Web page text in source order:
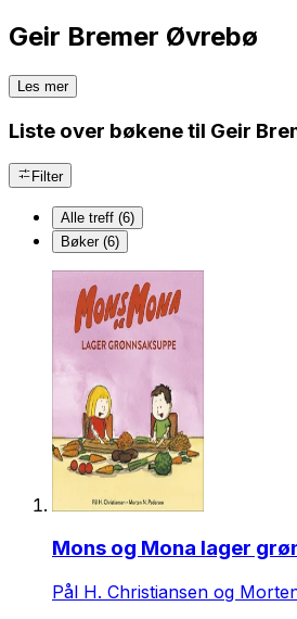
Geir Bremer Øvrebø
Les mer
Liste over bøkene til Geir
Filter
Alle treff (6)
Bøker (6)
Mons og Mona lager
Pål H. Christiansen og